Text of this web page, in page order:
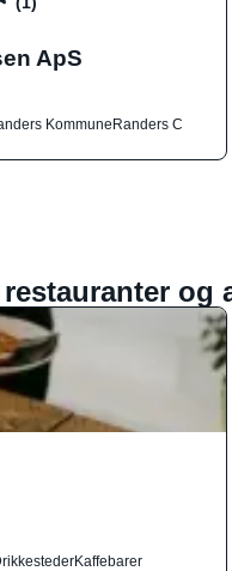
ApS
KommuneRanders C
og
Kaffebarer